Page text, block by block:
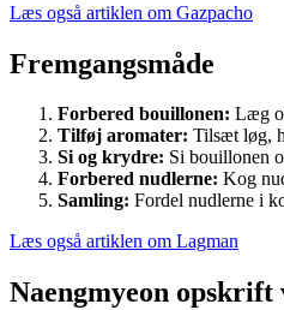
Læs også artiklen om Gazpacho
Fremgangsmåde
Forbered bouillonen: Læg
Tilføj aromater: Tilsæt løg,
Si og krydre: Si bouillonen
Forbered nudlerne: Kog
Samling: Fordel nudlerne i
Læs også artiklen om Lagman
Naengmyeon